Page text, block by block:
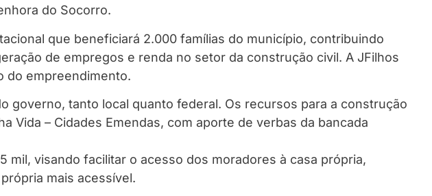
do Socorro.
que beneficiará 2.000 famílias do município, contribuindo
de empregos e renda no setor da construção civil. A JFilhos
do empreendimento.
governo, tanto local quanto federal. Os recursos para a construção
Vida – Cidades Emendas, com aporte de verbas da bancada
visando facilitar o acesso dos moradores à casa própria,
mais acessível.